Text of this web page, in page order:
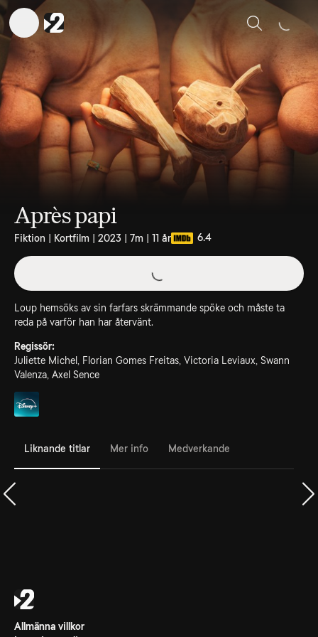
Sök
Après papi
Fiktion | Kortfilm | 2023 | 7m | 11 år 6.4
Loup hemsöks av sin farfars skrämmande spöke och måste ta
reda på varför han har återvänt.
Regissör:
Juliette Michel, Florian Gomes Freitas, Victoria Leviaux, Swann
Valenza, Axel Sence
Liknande titlar Mer info Medverkande
Allmänna villkor